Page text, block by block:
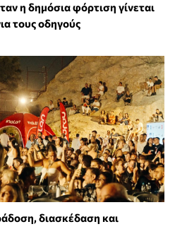
η δημόσια φόρτιση γίνεται
τους οδηγούς
διασκέδαση και